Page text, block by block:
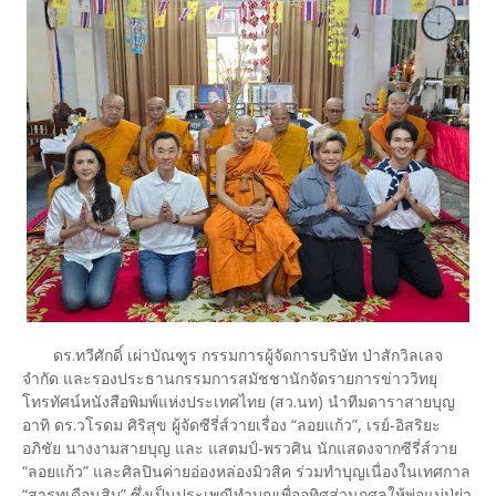
ดร.ทวีศักดิ์ เผ่าบัณฑูร กรรมการผู้จัดการบริษัท ป่าสักวิลเลจ
จำกัด และรองประธานกรรมการสมัชชานักจัดรายการข่าววิทยุ
โทรทัศน์หนังสือพิมพ์แห่งประเทศไทย (สว.นท) นำทีมดาราสายบุญ
อาทิ ดร.วโรดม ศิริสุข ผู้จัดซีรี่ส์วายเรื่อง “ลอยแก้ว”, เรย์-อิสริยะ
อภิชัย นางงามสายบุญ และ แสตมป์-พรวศิน นักแสดงจากซีรี่ส์วาย
“ลอยแก้ว” และศิลปินค่ายอ่องหล่องมิวสิค ร่วมทำบุญเนื่องในเทศกาล